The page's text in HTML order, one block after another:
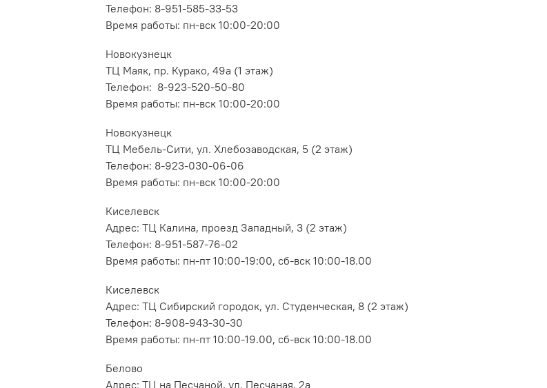
Телефон: 8-951-585-33-53
Время работы: пн-вск 10:00-20:00
Новокузнецк
ТЦ Маяк, пр. Курако, 49а (1 этаж)
Телефон: 8-923-520-50-80
Время работы: пн-вск 10:00-20:00
Новокузнецк
ТЦ Мебель-Сити, ул. Хлебозаводская, 5 (2 этаж)
Телефон: 8-923-030-06-06
Время работы: пн-вск 10:00-20:00
Киселевск
Адрес: ТЦ Калина, проезд Западный, 3 (2 этаж)
Телефон: 8-951-587-76-02
Время работы: пн-пт 10:00-19:00, сб-вск 10:00-18.00
Киселевск
Адрес: ТЦ Сибирский городок, ул. Студенческая, 8 (2 этаж)
Телефон: 8-908-943-30-30
Время работы: пн-пт 10:00-19.00, сб-вск 10:00-18.00
Белово
Адрес: ТЦ на Песчаной, ул. Песчаная, 2а